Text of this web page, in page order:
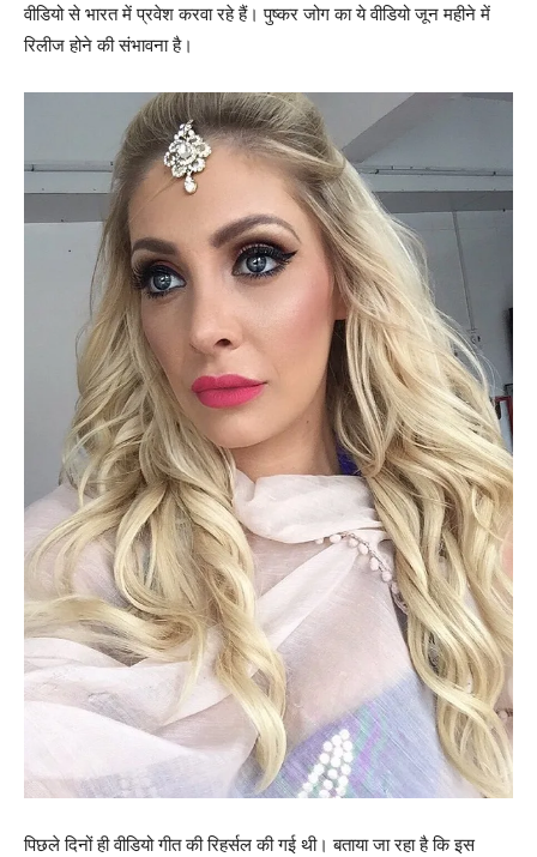
वीडियो से भारत में प्रवेश करवा रहे हैं। पुष्‍कर जोग का ये वीडियो जून महीने में
रिलीज होने की संभावना है।
पिछले दिनों ही वीडियो गीत की रिहर्सल की गई थी। बताया जा रहा है कि इस